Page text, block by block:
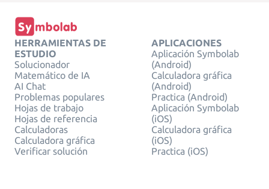
HERRAMIENTAS DE
ESTUDIO
Solucionador
Matemático de IA
AI Chat
Problemas populares
Hojas de trabajo
Hojas de referencia
Calculadoras
Calculadora gráfica
Verificar solución
APLICACIONES
Aplicación Symbolab
(Android)
Calculadora gráfica
(Android)
Practica (Android)
Aplicación Symbolab
(iOS)
Calculadora gráfica
(iOS)
Practica (iOS)